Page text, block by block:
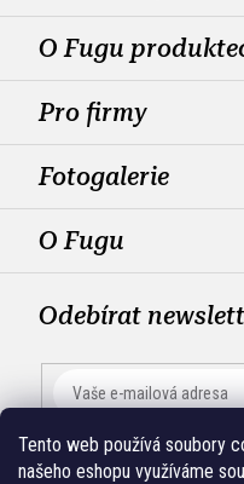
Tento web používá soubory
našeho eshopu využíváme
O Fugu
Pro firmy
Fotogalerie
O Fugu
Odebírat